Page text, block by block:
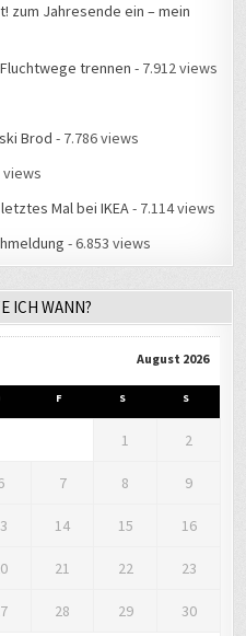
zum Jahresende ein – mein
trennen - 7.912 views
Brod - 7.786 views
views
Mal bei IKEA- 7.114 views
- 6.853 views
ICH WANN?
August 2026
F S S
1 2
7 8 9
14 15 16
21 22 23
28 29 30